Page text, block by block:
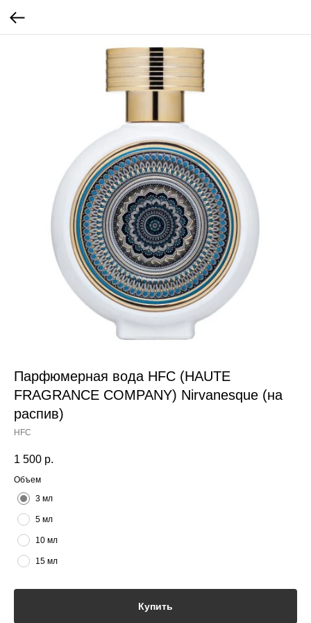
Парфюмерная вода HFC (HAUTE
FRAGRANCE COMPANY) Nirvanesque (на
распив)
HFC
1 500 р.
Объем
3 мл
5 мл
10 мл
15 мл
Купить